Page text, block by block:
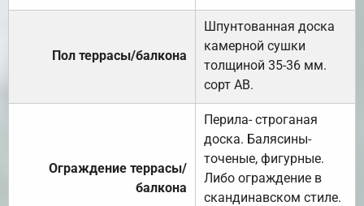
Пол террасы/балкона
Шпунтованная доска
камерной сушки
толщиной 35-36 мм.
сорт АВ.
Ограждение террасы/
балкона
Перила- строганая
доска. Балясины-
точеные, фигурные.
Либо ограждение в
скандинавском стиле.